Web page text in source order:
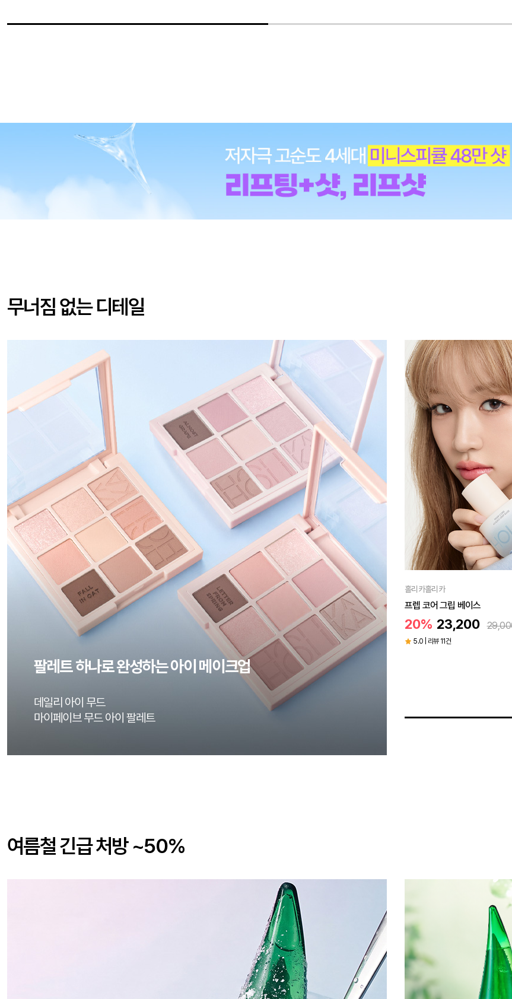
무너짐 없는 디테일
팔레트 하나로 완성하는 아이 메이크업
데일리 아이 무드
마이페이브 무드 아이 팔레트
홀리카홀리카
[피스 6개 담고,8구 케이스 GET!]
마이페이브 피스 컨실러
8,000
홀리카홀리카
프렙 코어 그립 베이스
20% 23,200 29,000
5.0 | 리뷰 11건
홀리카홀리카
글로우 라이즈 밤 12colors
20% 13,600 17,000
5.0 | 리뷰 2건
여름철 긴급 처방 ~50%